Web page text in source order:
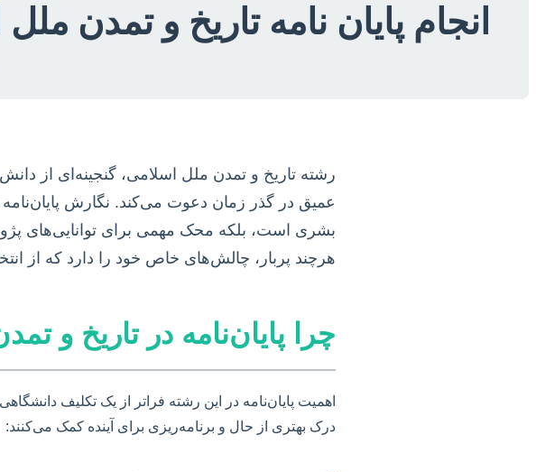
انجام پایان نامه تاریخ و تمدن
رشته تاریخ و تمدن ملل اسلامی، گنجینه‌ای از
عمیق در گذر زمان دعوت می‌کند. نگارش
بشری است، بلکه محک مهمی برای توانایی‌های
هرچند پربار، چالش‌های خاص خود را دارد که از
چرا پایان‌نامه در تاریخ و
اهمیت پایان‌نامه در این رشته فراتر از یک تکلیف
درک بهتری از حال و برنامه‌ریزی برای آینده کمک می‌کنند: